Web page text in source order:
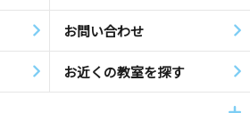
お問い合わせ
お近くの教室を探す